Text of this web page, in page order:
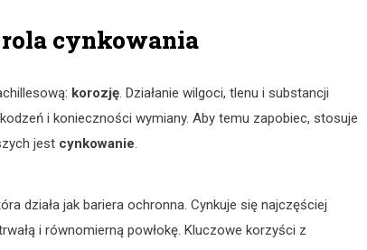
rola cynkowania
korozję. Działanie wilgoci, tlenu i substancji
i konieczności wymiany. Aby temu zapobiec, stosuje
jest cynkowanie.
działa jak bariera ochronna. Cynkuje się najczęściej
i równomierną powłokę. Kluczowe korzyści z